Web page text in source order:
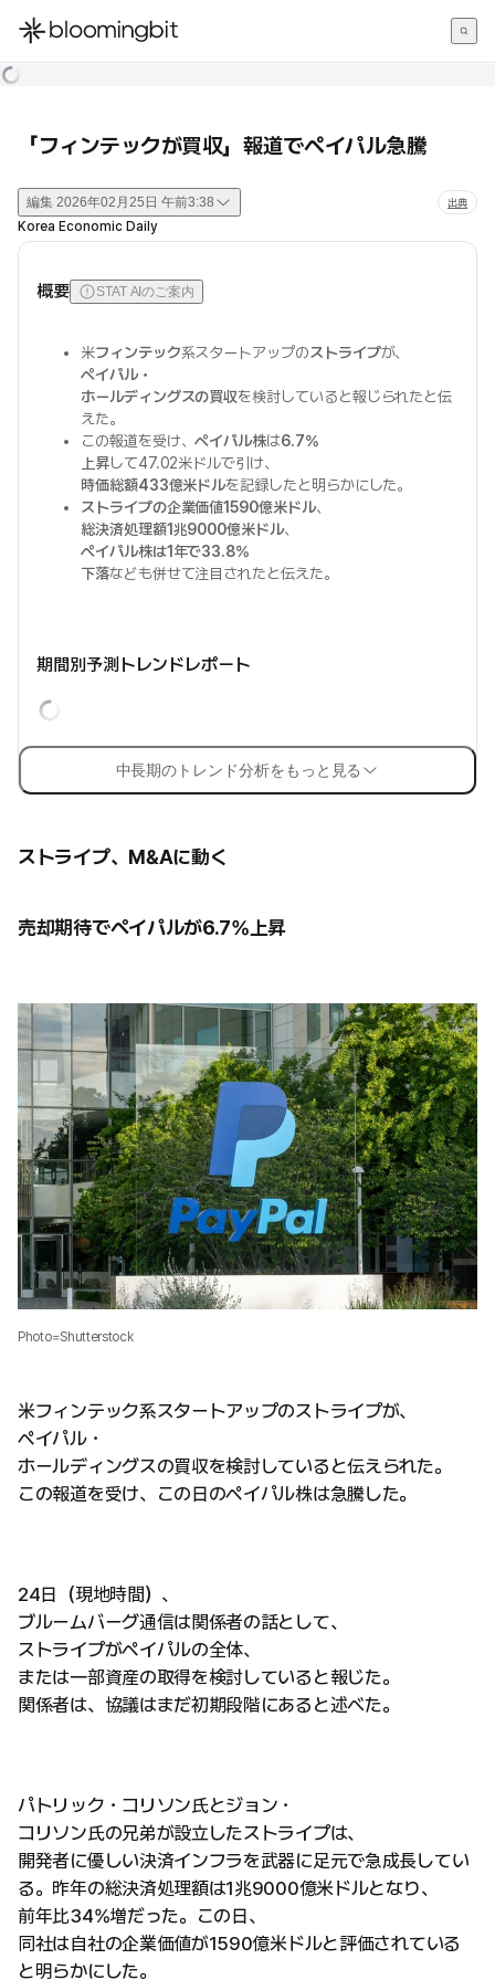
한국어
「フィンテックが買収」報道でペイパル急騰
編集 2026年02月25日 午前3:38 出典
Korea Economic Daily
概要 STAT AIのご案内
米フィンテック系スタートアップのストライプが、
ペイパル・
ホールディングスの買収を検討していると報じられたと伝
えた。
この報道を受け、ペイパル株は6.7%
上昇して47.02米ドルで引け、
時価総額433億米ドルを記録したと明らかにした。
ストライプの企業価値1590億米ドル、
総決済処理額1兆9000億米ドル、
ペイパル株は1年で33.8%
下落なども併せて注目されたと伝えた。
期間別予測トレンドレポート
中長期のトレンド分析をもっと見る
ストライプ、M&Aに動く
売却期待でペイパルが6.7%上昇
Photo=Shutterstock
米フィンテック系スタートアップのストライプが、
ペイパル・
ホールディングスの買収を検討していると伝えられた。
この報道を受け、この日のペイパル株は急騰した。
24日（現地時間）、
ブルームバーグ通信は関係者の話として、
ストライプがペイパルの全体、
または一部資産の取得を検討していると報じた。
関係者は、協議はまだ初期段階にあると述べた。
パトリック・コリソン氏とジョン・
コリソン氏の兄弟が設立したストライプは、
開発者に優しい決済インフラを武器に足元で急成長してい
る。昨年の総決済処理額は1兆9000億米ドルとなり、
前年比34%増だった。この日、
同社は自社の企業価値が1590億米ドルと評価されている
と明らかにした。